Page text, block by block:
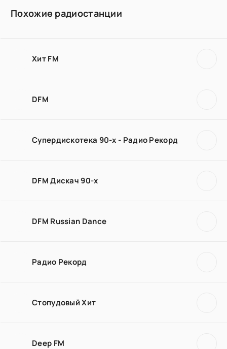
Похожие радиостанции
Хит FM
DFM
Супердискотека 90-х - Радио Рекорд
DFM Дискач 90-х
DFM Russian Dance
Радио Рекорд
Стопудовый Хит
Deep FM